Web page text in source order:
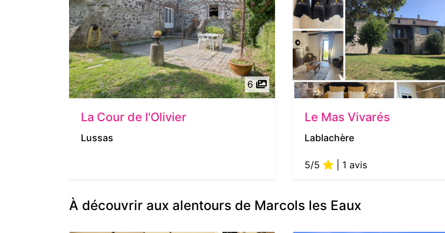
6
La Cour de l'Olivier
Lussas
Le Mas Vivarés
Lablachère
5/5 | 1 avis
À découvrir aux alentours de Marcols les Eaux